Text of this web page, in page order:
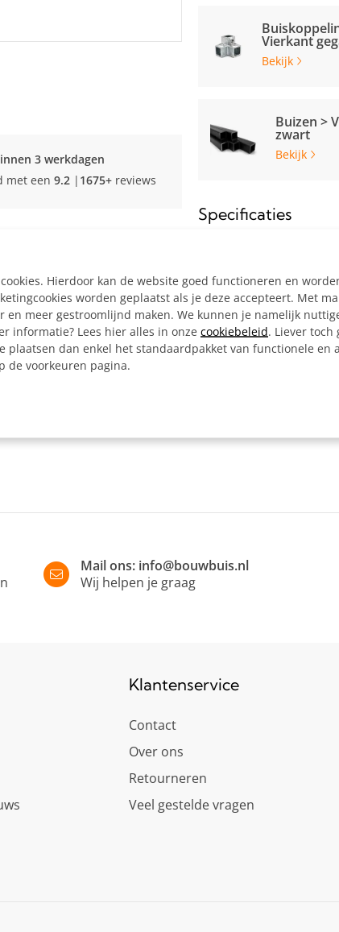
3 werkdagen
met een 9.2 | 1675+ reviews
Vierkant
Bekijk
Buizen >
zwart
Bekijk
Specificaties
Materiaal:
Kleur:
Artikelnummer:
Buiskoppeling voor
Mail ons: info@bouwbuis.nl
Wij helpen je graag
Klantenservice
Contact
Over ons
Retourneren
Veel gestelde vragen
Hierdoor kan de website goed functioneren en
worden geplaatst als je deze accepteert. Met
meer gestroomlijnd maken. We kunnen je namelijk
informatie? Lees hier alles in onze cookiebeleid. Liever toch
plaatsen dan enkel het standaardpakket van functionele en
de voorkeuren pagina.